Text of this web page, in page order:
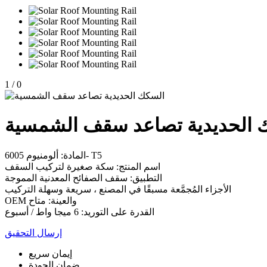
1 / 0
الحديدية تصاعد سقف الشمسية
المادة: ألومنيوم 6005- T5
اسم المنتج: سكة صغيرة لتركيب السقف
التطبيق: سقف الصفائح المعدنية المموجة
الأجزاء المُجمَّعة مسبقًا في المصنع ، سريعة وسهلة التركيب
OEM والعينة: متاح
القدرة على التوريد: 6 ميجا واط / أسبوع
إرسال التحقيق
إيمان سريع
ضمان الجودة